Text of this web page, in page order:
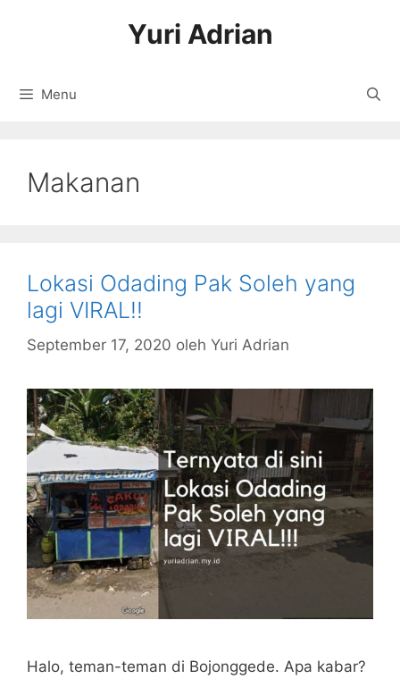
Yuri Adrian
Menu
Makanan
Lokasi Odading Pak Soleh yang
lagi VIRAL!!
September 17, 2020 oleh Yuri Adrian
Halo, teman-teman di Bojonggede. Apa kabar?